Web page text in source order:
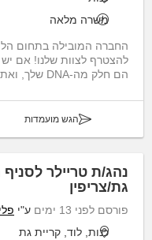
משרה מלאה
החברה המובילה בתחום
להצטרף לצוות שלנו! אם יש
הם חלק מה-DNA שלך, ואתה/את יודע/ת כיצד להתמודד...
הגש מועמדות
נהג/ת טריילר
גת/צריפין
פורסם לפני 13 ימים ע"י
כנות, לוד, קריית גת